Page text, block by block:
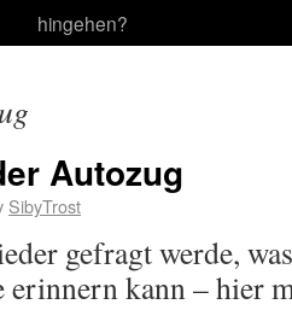
hingehen?
Autozug
SibyTrost
gefragt werde,
kann – hier